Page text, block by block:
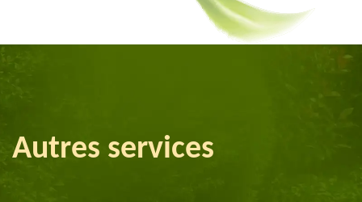
Autres services